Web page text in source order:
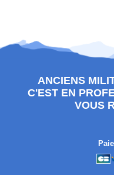
ANCIENS
C'EST EN
VOUS